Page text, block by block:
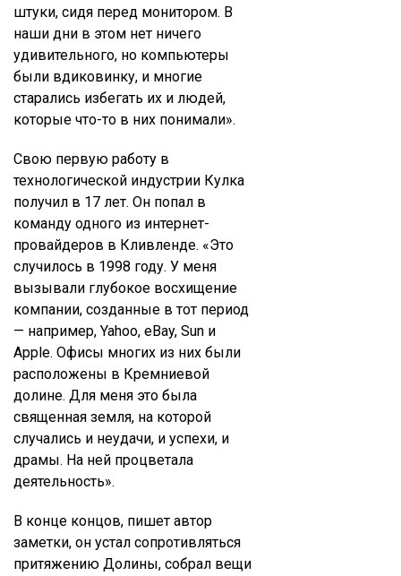
штуки, сидя перед монитором. В
наши дни в этом нет ничего
удивительного, но компьютеры
были вдиковинку, и многие
старались избегать их и людей,
которые что-то в них понимали».
Свою первую работу в
технологической индустрии Кулка
получил в 17 лет. Он попал в
команду одного из интернет-
провайдеров в Кливленде. «Это
случилось в 1998 году. У меня
вызывали глубокое восхищение
компании, созданные в тот период
— например, Yahoo, eBay, Sun и
Apple. Офисы многих из них были
расположены в Кремниевой
долине. Для меня это была
священная земля, на которой
случались и неудачи, и успехи, и
драмы. На ней процветала
деятельность».
В конце концов, пишет автор
заметки, он устал сопротивляться
притяжению Долины, собрал вещи